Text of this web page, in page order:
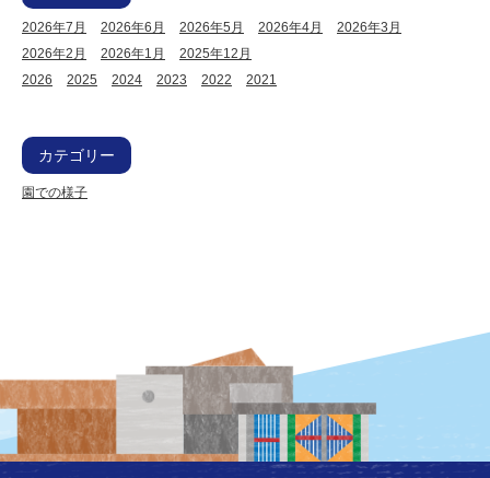
2026年7月 2026年6月 2026年5月 2026年4月
2026年3月
2026年2月
2026年1月
2025年12月
2026
2025 2024 2023 2022 2021
カテゴリー
園での様子